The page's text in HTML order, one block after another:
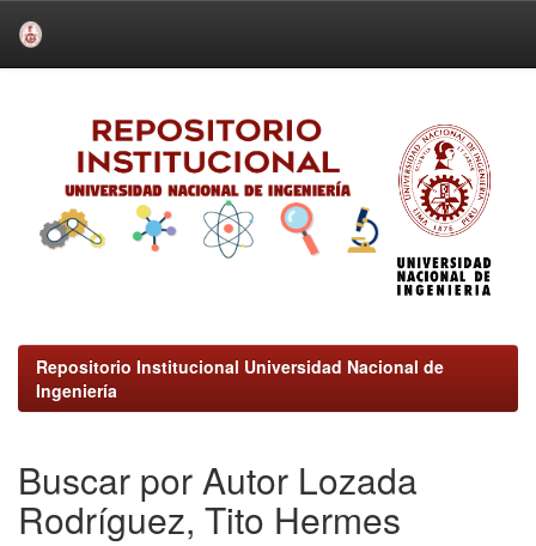
Repositorio Institucional Universidad Nacional de
Ingeniería
Buscar por Autor Lozada
Rodríguez, Tito Hermes